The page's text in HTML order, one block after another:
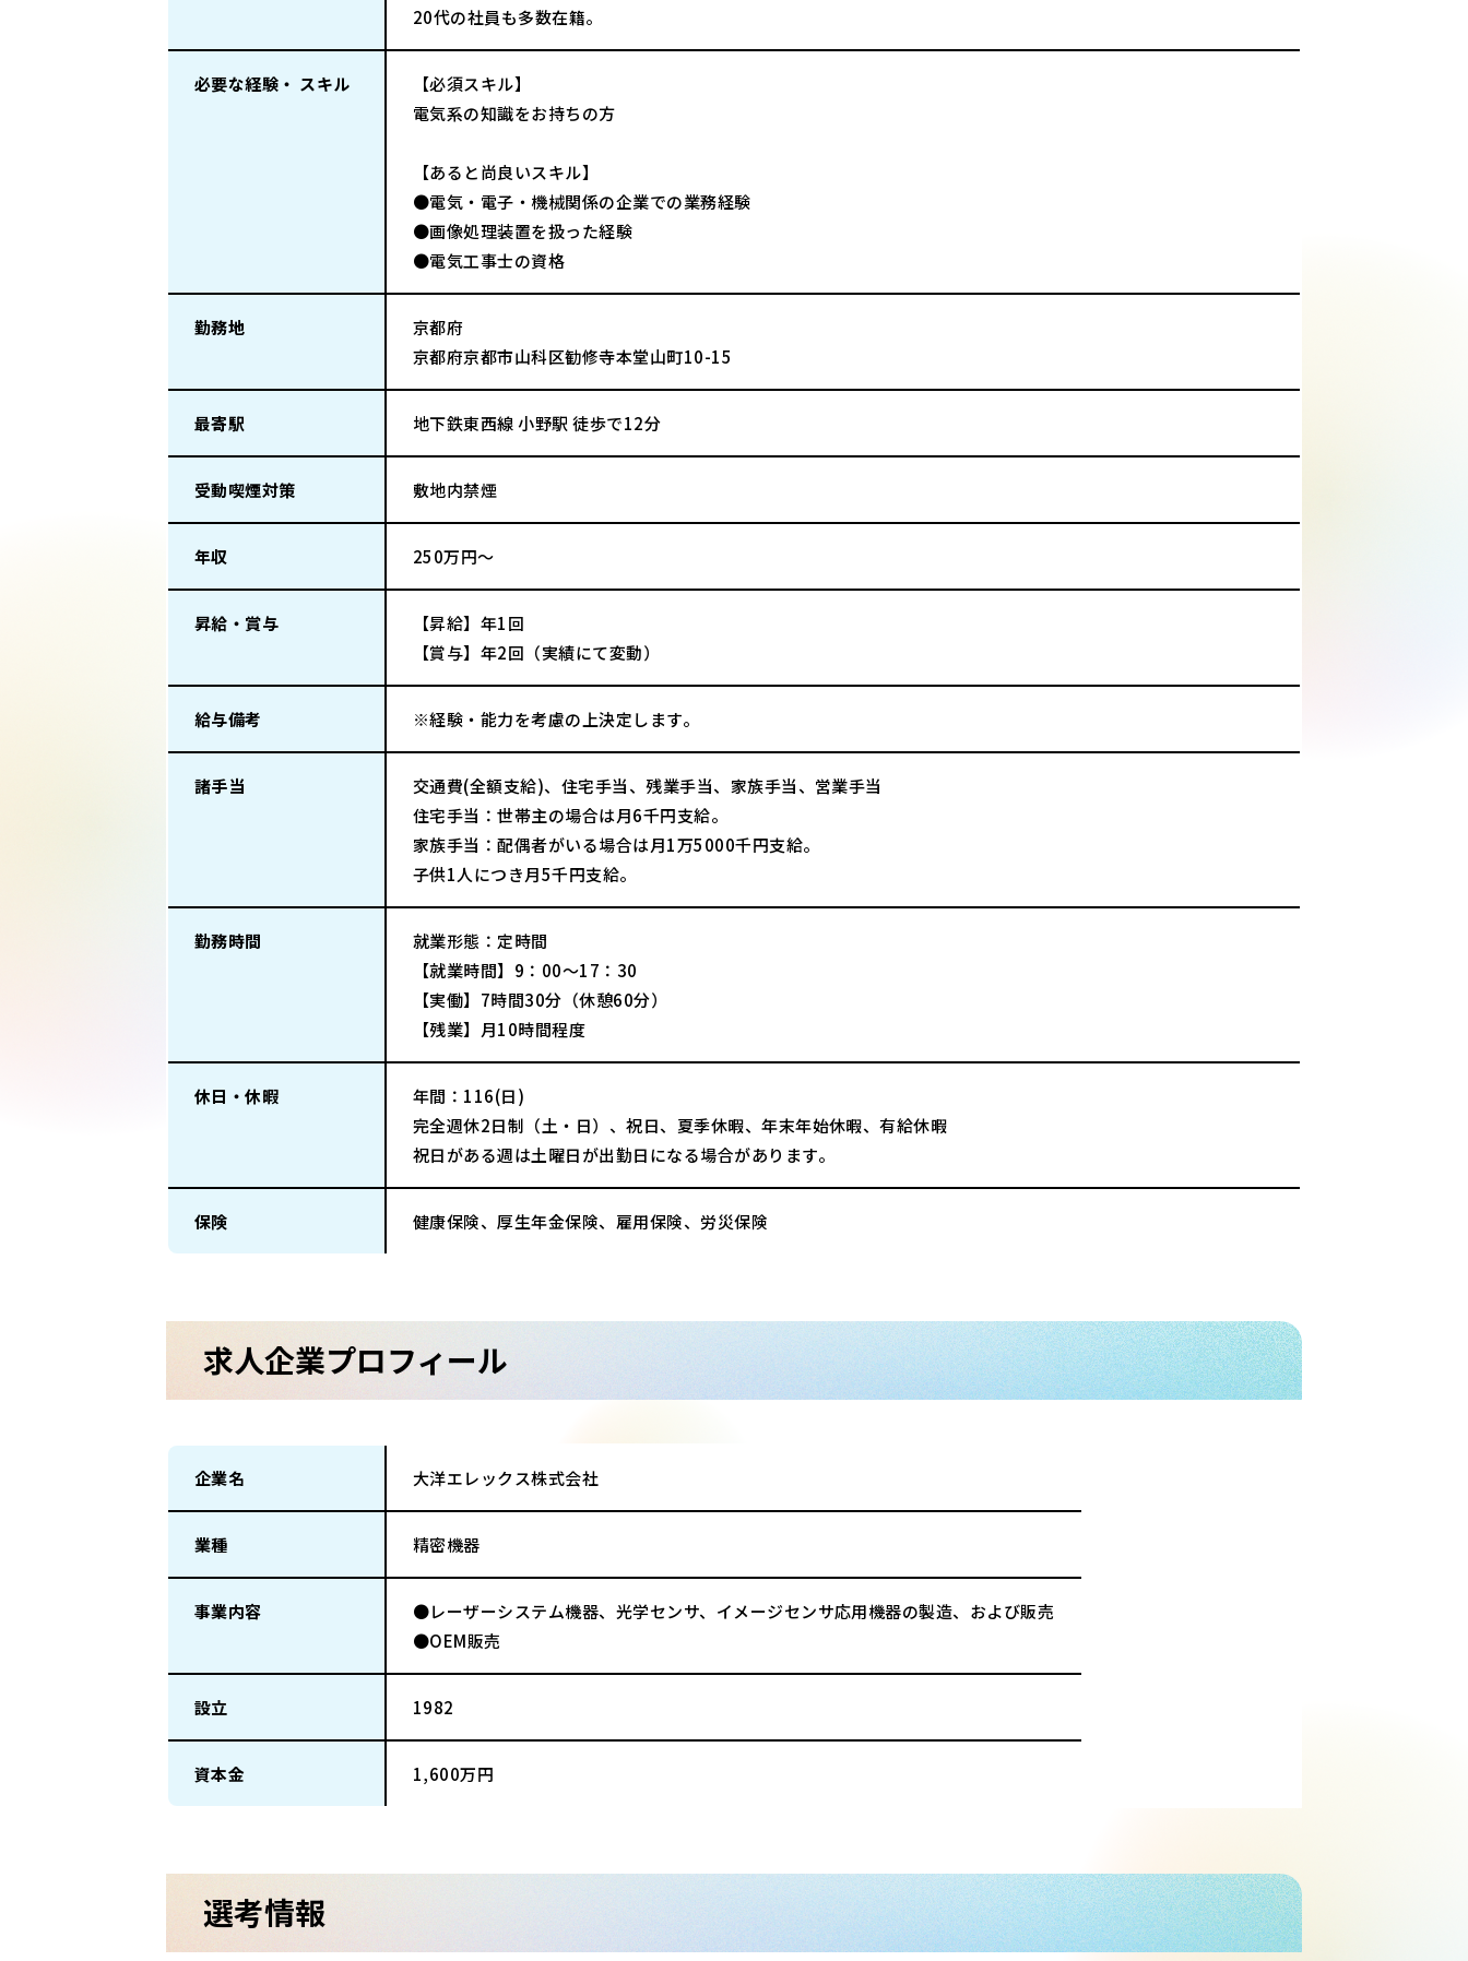
20代の社員も多数在籍。
必要な経験・ スキル
【必須スキル】
電気系の知識をお持ちの方
【あると尚良いスキル】
●電気・電子・機械関係の企業での業務経験
●画像処理装置を扱った経験
●電気工事士の資格
勤務地
京都府
京都府京都市山科区勧修寺本堂山町10-15
最寄駅 地下鉄東西線 小野駅 徒歩で12分
受動喫煙対策 敷地内禁煙
年収 250万円～
昇給・賞与
【昇給】年1回
【賞与】年2回（実績にて変動）
給与備考 ※経験・能力を考慮の上決定します。
諸手当
交通費(全額支給)、住宅手当、残業手当、家族手当、営業手当
住宅手当：世帯主の場合は月6千円支給。
家族手当：配偶者がいる場合は月1万5000千円支給。
子供1人につき月5千円支給。
勤務時間
就業形態：定時間
【就業時間】9：00～17：30
【実働】7時間30分（休憩60分）
【残業】月10時間程度
休日・休暇
年間：116(日)
完全週休2日制（土・日）、祝日、夏季休暇、年末年始休暇、有給休暇
祝日がある週は土曜日が出勤日になる場合があります。
保険 健康保険、厚生年金保険、雇用保険、労災保険
求人企業プロフィール
企業名 大洋エレックス株式会社
業種 精密機器
事業内容
●レーザーシステム機器、光学センサ、イメージセンサ応用機器の製造、および販売
●OEM販売
設立 1982
資本金 1,600万円
選考情報